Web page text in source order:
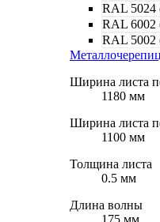
RAL 5024
RAL 6002
RAL 5002
Ширина листа
1180 мм
Ширина листа
1100 мм
Толщина листа
0.5 мм
Длина волны
175 мм